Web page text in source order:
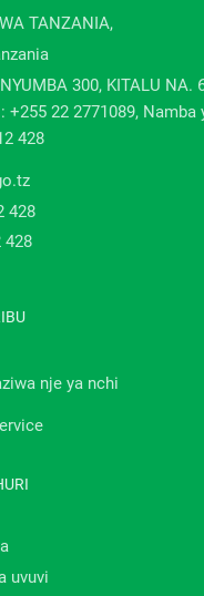
TANZANIA,
300, KITALU NA.
+255 22 2771089, Namba
428
428
428
nje ya nchi
uvuvi